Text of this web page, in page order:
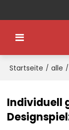
Startseite / alle /
Individuell